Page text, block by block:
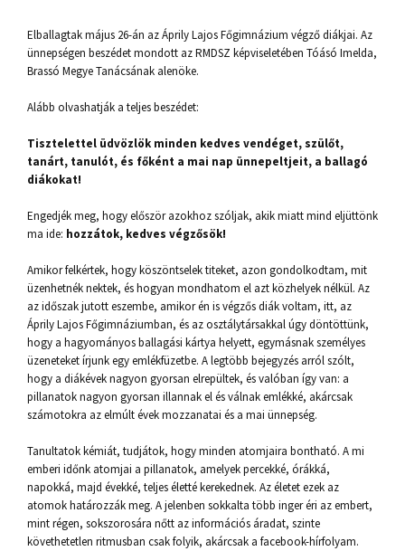
Elballagtak május 26-án az Áprily Lajos Főgimnázium végző diákjai. Az
ünnepségen beszédet mondott az RMDSZ képviseletében Tóásó Imelda,
Brassó Megye Tanácsának alenöke.
Alább olvashatják a teljes beszédet:
Tisztelettel üdvözlök minden kedves vendéget, szülőt,
tanárt, tanulót, és főként a mai nap ünnepeltjeit, a ballagó
diákokat!
Engedjék meg, hogy először azokhoz szóljak, akik miatt mind eljüttönk
ma ide: hozzátok, kedves végzősök!
Amikor felkértek, hogy köszöntselek titeket, azon gondolkodtam, mit
üzenhetnék nektek, és hogyan mondhatom el azt közhelyek nélkül. Az
az időszak jutott eszembe, amikor én is végzős diák voltam, itt, az
Áprily Lajos Főgimnáziumban, és az osztálytársakkal úgy döntöttünk,
hogy a hagyományos ballagási kártya helyett, egymásnak személyes
üzeneteket írjunk egy emlékfüzetbe. A legtöbb bejegyzés arról szólt,
hogy a diákévek nagyon gyorsan elrepültek, és valóban így van: a
pillanatok nagyon gyorsan illannak el és válnak emlékké, akárcsak
számotokra az elmúlt évek mozzanatai és a mai ünnepség.
Tanultatok kémiát, tudjátok, hogy minden atomjaira bontható. A mi
emberi időnk atomjai a pillanatok, amelyek percekké, órákká,
napokká, majd évekké, teljes életté kerekednek. Az életet ezek az
atomok határozzák meg. A jelenben sokkalta több inger éri az embert,
mint régen, sokszorosára nőtt az információs áradat, szinte
követhetetlen ritmusban csak folyik, akárcsak a facebook-hírfolyam.